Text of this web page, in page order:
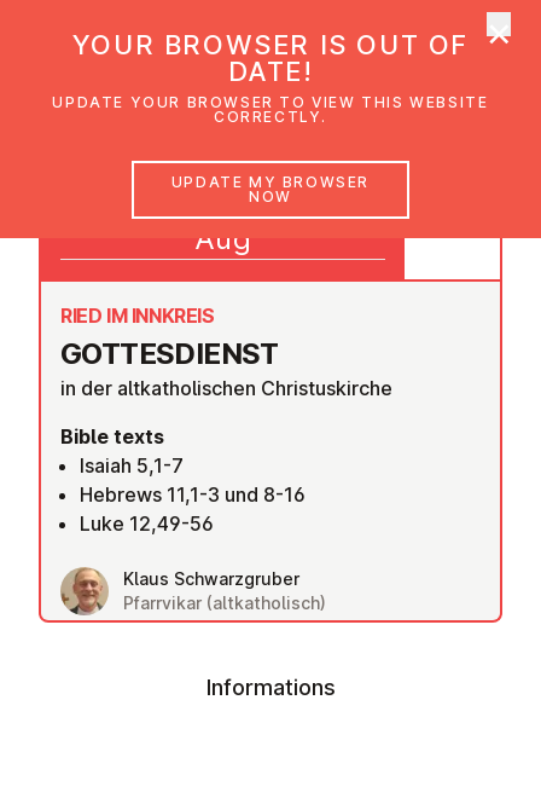
GOTTES­DI­ENST
RIED IM INNKREIS
in der altkatholischen Christuskirche
Bible texts
Isaiah 5,1-7
Hebrews 11,1-3 und 8-16
Luke 12,49-56
Klaus Schwarzgruber
Pfarrvikar (altkatholisch)
17
Aug
Informations
YOUR BROWSER IS OUT OF
DATE!
UPDATE YOUR BROWSER TO VIEW THIS WEBSITE
CORRECTLY.
UPDATE MY BROWSER
NOW
×